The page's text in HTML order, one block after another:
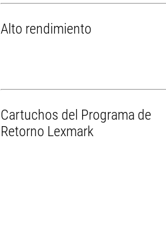
Alto rendimiento
Cartuchos del Programa de
Retorno Lexmark